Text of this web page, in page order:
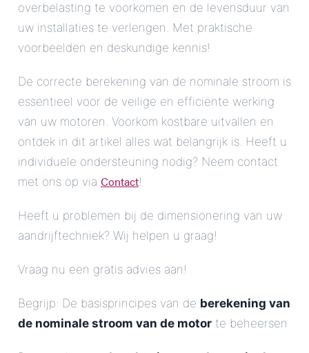
overbelasting te voorkomen en de levensduur van
uw installaties te verlengen. Met praktische
voorbeelden en deskundige kennis!
De correcte berekening van de nominale stroom is
essentieel voor de veilige en efficiënte werking
van uw motoren. Voorkom kostbare uitvallen en
ontdek in dit artikel alles wat belangrijk is. Heeft u
individuele ondersteuning nodig? Neem contact
met ons op via Contact!
Heeft u problemen bij de dimensionering van uw
aandrijftechniek? Wij helpen u graag!
Vraag nu een gratis advies aan!
Begrijp: De basisprincipes van de berekening van
de nominale stroom van de motor te beheersen